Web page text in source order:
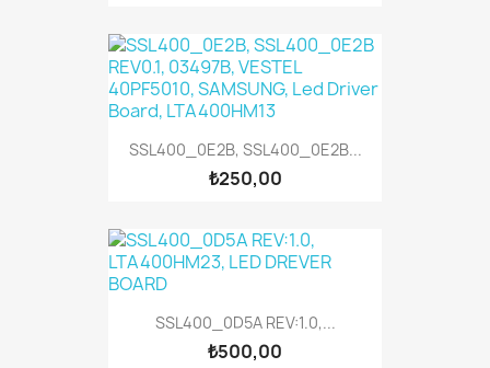
SSL400_0E2B, SSL400_0E2B...
₺250,00
SSL400_0D5A REV:1.0,...
₺500,00